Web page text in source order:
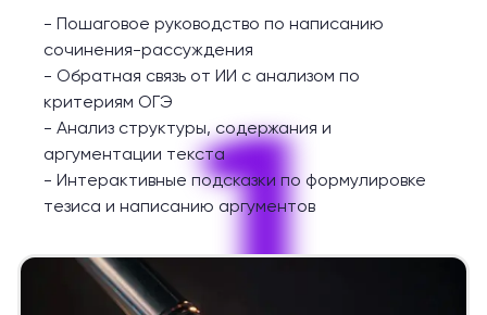
1
- Пошаговое руководство по написанию
сочинения-рассуждения
- Обратная связь от ИИ с анализом по
критериям ОГЭ
- Анализ структуры, содержания и
аргументации текста
- Интерактивные подсказки по формулировке
тезиса и написанию аргументов